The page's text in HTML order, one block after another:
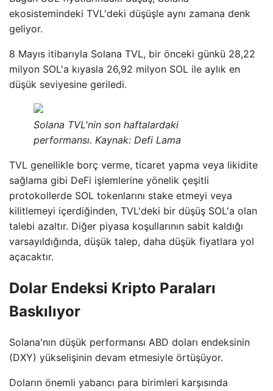
ekosistemindeki TVL'deki düşüşle aynı zamana denk
geliyor.
8 Mayıs itibarıyla Solana TVL, bir önceki günkü 28,22
milyon SOL'a kıyasla 26,92 milyon SOL ile aylık en
düşük seviyesine geriledi.
Solana TVL'nin son haftalardaki
performansı. Kaynak: Defi Lama
TVL genellikle borç verme, ticaret yapma veya likidite
sağlama gibi DeFi işlemlerine yönelik çeşitli
protokollerde SOL tokenlarını stake etmeyi veya
kilitlemeyi içerdiğinden, TVL'deki bir düşüş SOL'a olan
talebi azaltır. Diğer piyasa koşullarının sabit kaldığı
varsayıldığında, düşük talep, daha düşük fiyatlara yol
açacaktır.
Dolar Endeksi Kripto Paraları
Baskılıyor
Solana'nın düşük performansı ABD doları endeksinin
(DXY) yükselişinin devam etmesiyle örtüşüyor.
Doların önemli yabancı para birimleri karşısında